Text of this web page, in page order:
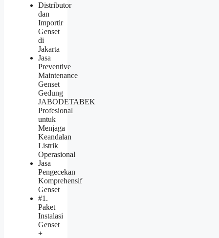
Distributor
dan
Importir
Genset
di
Jakarta
Jasa
Preventive
Maintenance
Genset
Gedung
JABODETABEK
Profesional
untuk
Menjaga
Keandalan
Listrik
Operasional
Jasa
Pengecekan
Komprehensif
Genset
#1.
Paket
Instalasi
Genset
+